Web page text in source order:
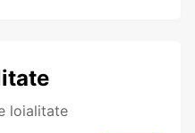
loialitate